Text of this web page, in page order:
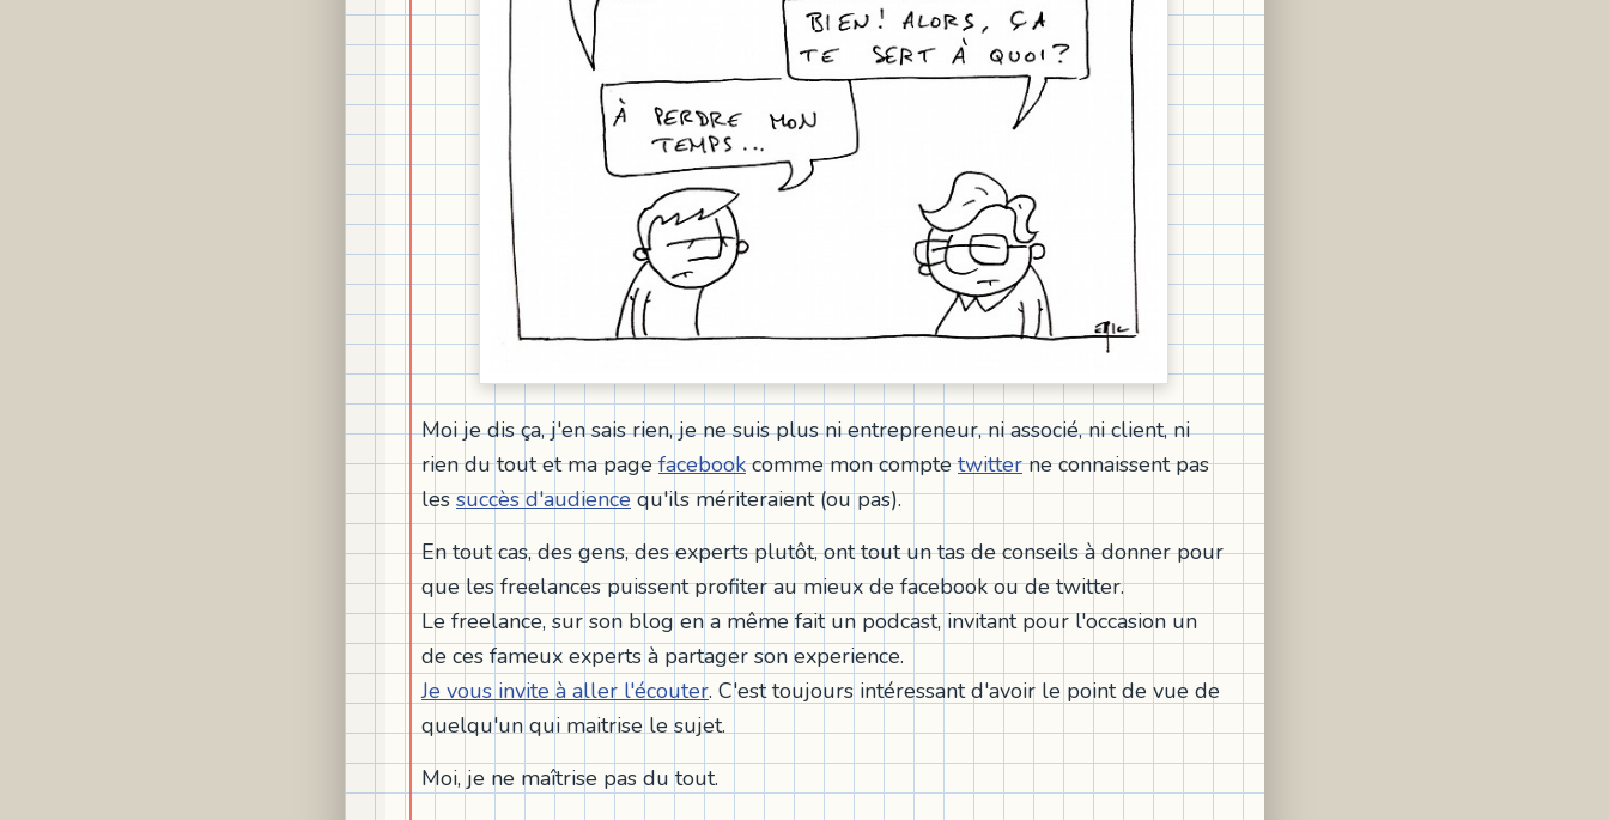
Moi je dis ça, j'en sais rien, je ne suis plus ni entrepreneur, ni associé, ni client, ni
rien du tout et ma pagefacebookcomme mon comptetwitterne connaissent pas
lessuccès d'audiencequ'ils mériteraient (ou pas).
En tout cas, des gens, des experts plutôt, ont tout un tas de conseils à donner pour
que les freelances puissent profiter au mieux de facebook ou de twitter.
Le freelance, sur son blog en a même fait un podcast, invitant pour l'occasion un
de ces fameux experts à partager son experience.
Je vous invite à aller l'écouter. C'est toujours intéressant d'avoir le point de vue de
quelqu'un qui maitrise le sujet.
Moi, je ne maîtrise pas du tout.